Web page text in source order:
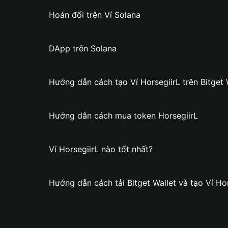
Hoán đổi trên Ví Solana
DApp trên Solana
Hướng dẫn cách tạo Ví HorsegiirL trên Bitget
Hướng dẫn cách mua token HorsegiirL
Ví HorsegiirL nào tốt nhất?
Hướng dẫn cách tải Bitget Wallet và tạo Ví